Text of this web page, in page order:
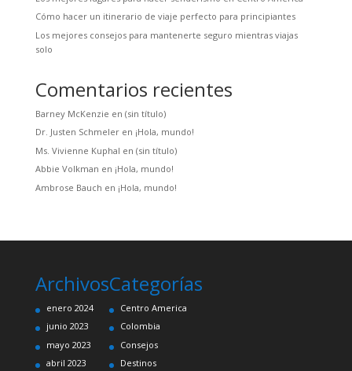
Cómo hacer un itinerario de viaje perfecto para principiantes
Los mejores consejos para mantenerte seguro mientras viajas
solo
Comentarios recientes
Barney McKenzie en (sin título)
Dr. Justen Schmeleren ¡Hola, mundo!
Ms. Vivienne Kuphal en (sin título)
Abbie Volkman en ¡Hola, mundo!
Ambrose Bauch en ¡Hola, mundo!
Archivos
enero 2024
junio 2023
mayo 2023
abril 2023
Categorías
Centro America
Colombia
Consejos
Destinos